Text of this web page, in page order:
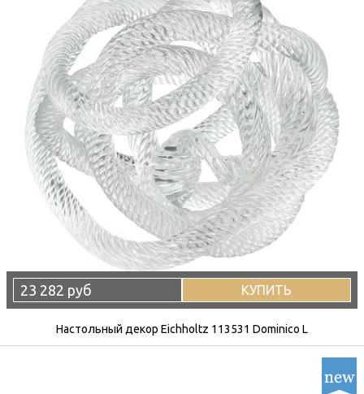
23 282 руб КУПИТЬ
Настольный декор Eichholtz 113531 Dominico L